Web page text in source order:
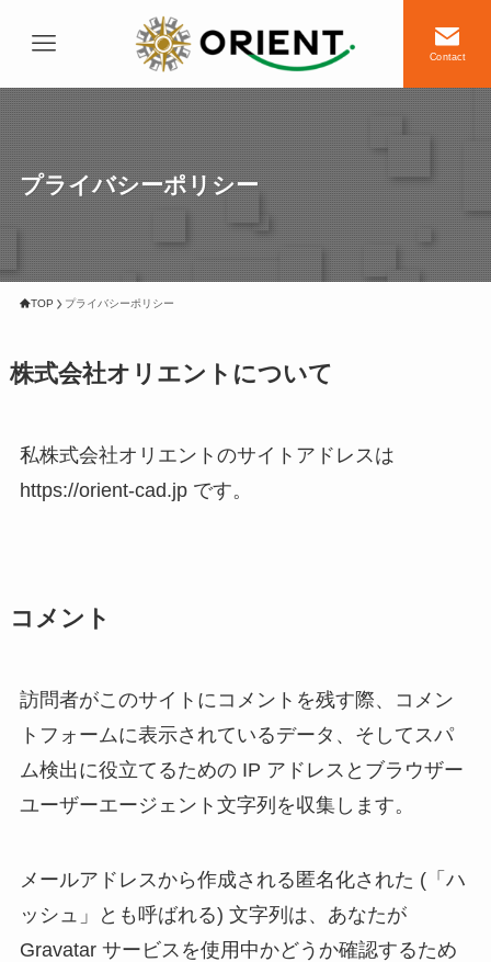
Contact
プライバシーポリシー
TOP プライバシーポリシー
株式会社オリエントについて
私株式会社オリエントのサイトアドレスは
https://orient-cad.jp です。
コメント
訪問者がこのサイトにコメントを残す際、コメン
トフォームに表示されているデータ、そしてスパ
ム検出に役立てるための IP アドレスとブラウザー
ユーザーエージェント文字列を収集します。
メールアドレスから作成される匿名化された (「ハ
ッシュ」とも呼ばれる) 文字列は、あなたが
Gravatar サービスを使用中かどうか確認するため